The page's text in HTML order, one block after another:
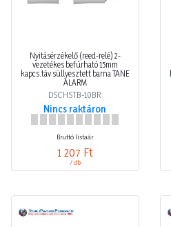
kapcs.táv süllyesztett barna TANE
ALARM
DSCHSTB-10BR
Nincs raktáron
1 207 Ft